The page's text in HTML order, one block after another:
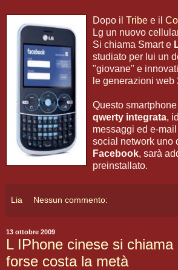
Dopo il Tribe e il
Lg un nuovo
Si chiama Smart e
studiato per lui un
"giovane" e
le generazioni web
Questo
qwerty integrata,
messaggi ed e-
social network uno
Facebook, sarà
preinstallato.
Lia Nessun commento:
13 ottobre 2009
L IPhone cinese si
forse costa la metà